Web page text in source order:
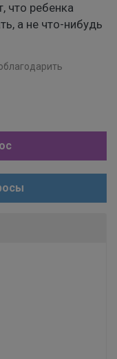
что ребенка
а не что-нибудь